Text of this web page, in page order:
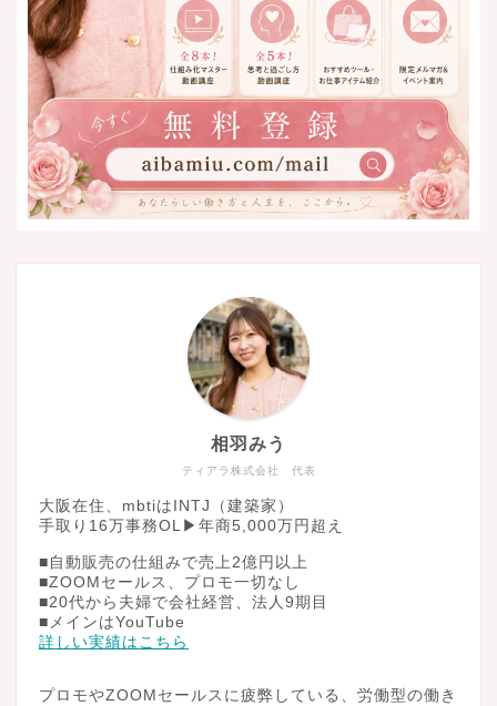
ティアラ株式会社 代表
相羽みう
大阪在住、mbtiはINTJ（建築家）
手取り16万事務OL▶︎年商5,000万円超え
■自動販売の仕組みで売上2億円以上
■ZOOMセールス、プロモ一切なし
■20代から夫婦で会社経営、法人9期目
■メインはYouTube
詳しい実績はこちら
プロモやZOOMセールスに疲弊している、労働型の働き